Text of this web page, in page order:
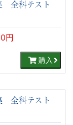
全科テスト
円
購入
全科テスト